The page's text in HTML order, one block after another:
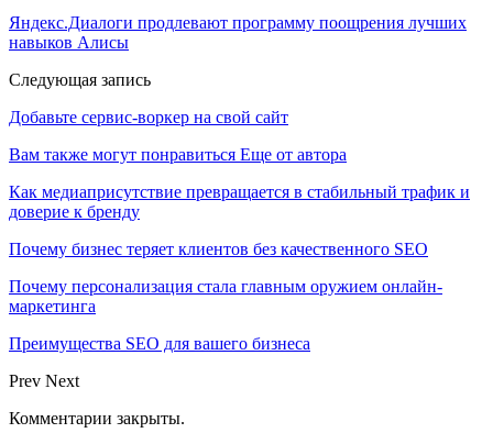
Яндекс.Диалоги продлевают программу поощрения лучших
навыков Алисы
Следующая запись
Добавьте сервис-воркер на свой сайт
Вам также могут понравиться Еще от автора
Как медиаприсутствие превращается в стабильный трафик и
доверие к бренду
Почему бизнес теряет клиентов без качественного SEO
Почему персонализация стала главным оружием онлайн-
маркетинга
Преимущества SEO для вашего бизнеса
Prev Next
Комментарии закрыты.